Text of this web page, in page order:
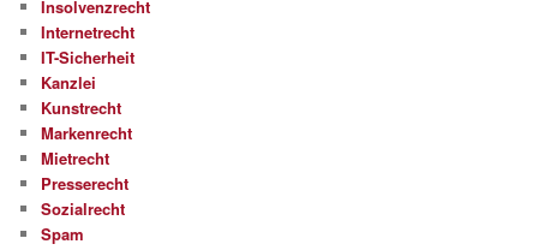
Insolvenzrecht
Internetrecht
IT-Sicherheit
Kanzlei
Kunstrecht
Markenrecht
Mietrecht
Presserecht
Sozialrecht
Spam